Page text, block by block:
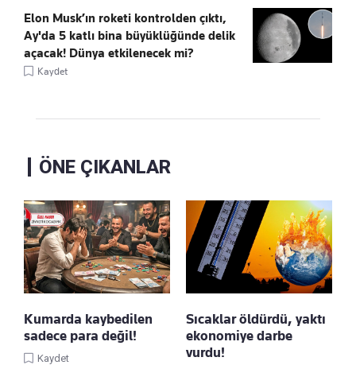
Elon Musk’ın roketi kontrolden çıktı,
Ay'da 5 katlı bina büyüklüğünde delik
açacak! Dünya etkilenecek mi?
Kaydet
ÖNE ÇIKANLAR
Kumarda kaybedilen
sadece para değil!
Kaydet
Sıcaklar öldürdü, yaktı
ekonomiye darbe
vurdu!